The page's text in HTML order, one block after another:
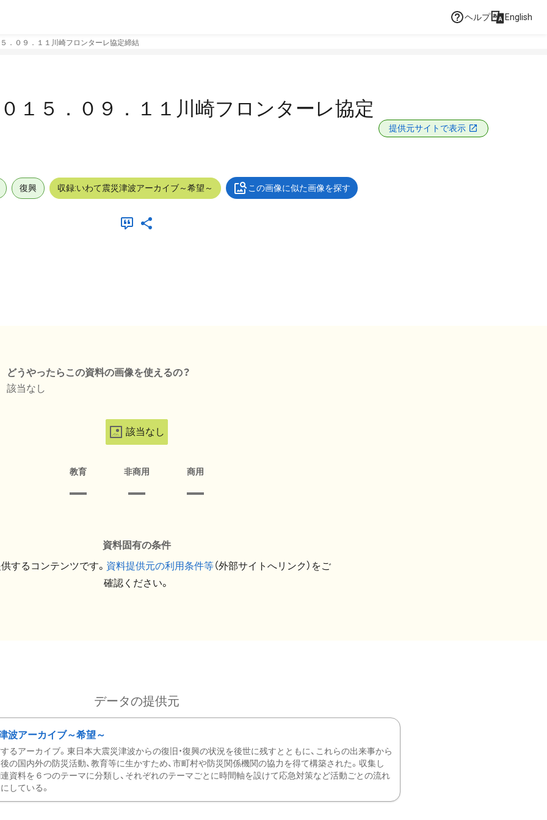
ヘルプ English
．０９．１１川崎フロンターレ協定締結
１５．０９．１１川崎フロンターレ協定
提供元サイトで表示
復興 収録:いわて震災津波アーカイブ～希望～ この画像に似た画像を探す
どうやったらこの資料の画像を使えるの？
該当なし
該当なし
教育 非商用 商用
資料固有の条件
するコンテンツです。 資料提供元の利用条件等（外部サイトへリンク）をご
確認ください。
データの提供元
波アーカイブ～希望～
るアーカイブ。東日本大震災津波からの復旧・復興の状況を後世に残すとともに、これらの出来事から
の国内外の防災活動、教育等に生かすため、市町村や防災関係機関の協力を得て構築された。収集し
資料を６つのテーマに分類し、それぞれのテーマごとに時間軸を設けて応急対策など活動ごとの流れ
している。